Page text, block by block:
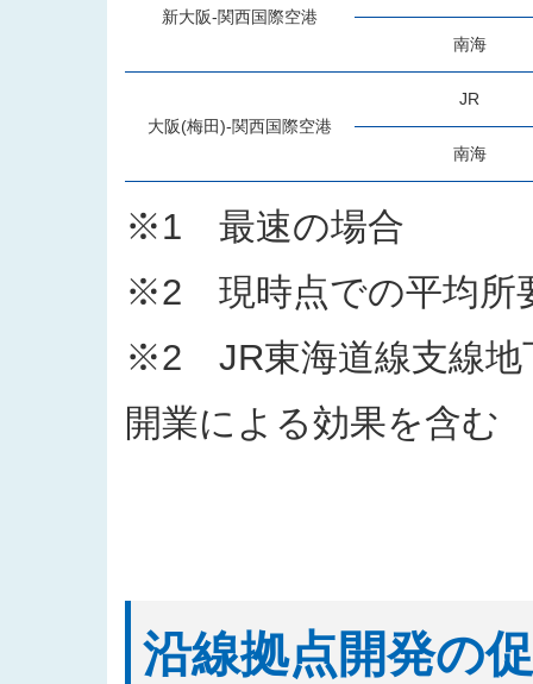
新大阪-関西国際空港
南海
大阪(梅田)-関西国際空港
JR
南海
※1 最速の場合
※2 現時点での平均所
※2 JR東海道線支線地
開業による効果を含む
沿線拠点開発の